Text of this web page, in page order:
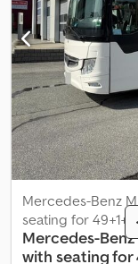
verfügt über 36
weist einige
Abnahme
Nein EU-
Totale gewicht:
Model: 2019 Golden
Informationen =
sich an ATS
Mercedes-Benz
seating for 49+1+1
Mercedes-Benz
with seating for